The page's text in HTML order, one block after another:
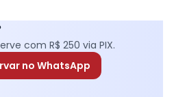
com R$ 250 via PIX.
no WhatsApp